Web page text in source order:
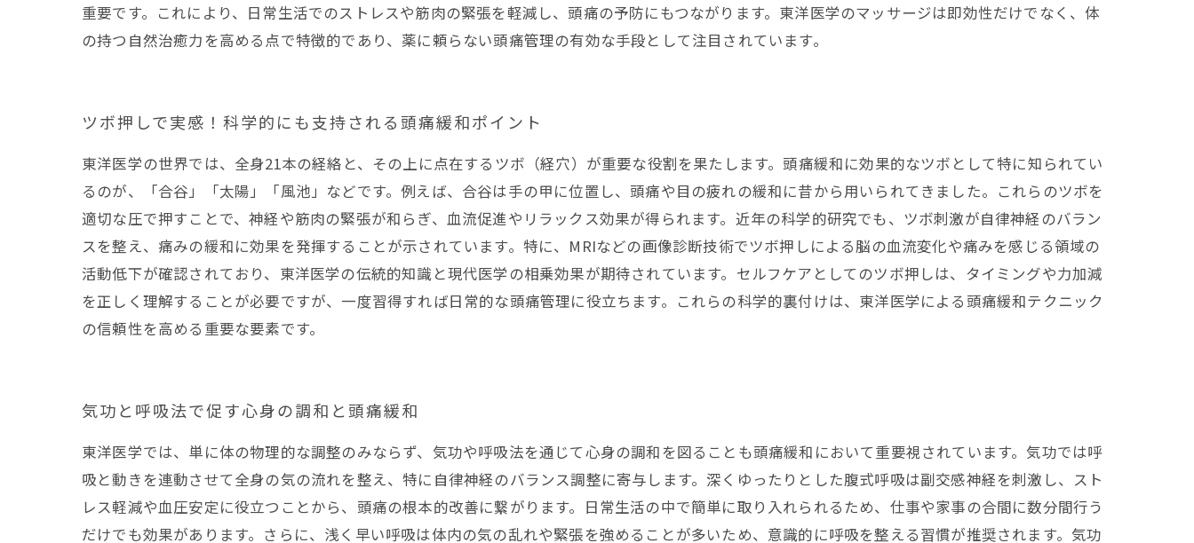
重要です。これにより、日常生活でのストレスや筋肉の緊張を軽減し、頭痛の予防にもつながります。東洋医学のマッサージは即効性だけでなく、体
の持つ自然治癒力を高める点で特徴的であり、薬に頼らない頭痛管理の有効な手段として注目されています。
ツボ押しで実感！科学的にも支持される頭痛緩和ポイント
東洋医学の世界では、全身21本の経絡と、その上に点在するツボ（経穴）が重要な役割を果たします。頭痛緩和に効果的なツボとして特に知られてい
るのが、「合谷」「太陽」「風池」などです。例えば、合谷は手の甲に位置し、頭痛や目の疲れの緩和に昔から用いられてきました。これらのツボを
適切な圧で押すことで、神経や筋肉の緊張が和らぎ、血流促進やリラックス効果が得られます。近年の科学的研究でも、ツボ刺激が自律神経のバラン
スを整え、痛みの緩和に効果を発揮することが示されています。特に、MRIなどの画像診断技術でツボ押しによる脳の血流変化や痛みを感じる領域の
活動低下が確認されており、東洋医学の伝統的知識と現代医学の相乗効果が期待されています。セルフケアとしてのツボ押しは、タイミングや力加減
を正しく理解することが必要ですが、一度習得すれば日常的な頭痛管理に役立ちます。これらの科学的裏付けは、東洋医学による頭痛緩和テクニック
の信頼性を高める重要な要素です。
気功と呼吸法で促す心身の調和と頭痛緩和
東洋医学では、単に体の物理的な調整のみならず、気功や呼吸法を通じて心身の調和を図ることも頭痛緩和において重要視されています。気功では呼
吸と動きを連動させて全身の気の流れを整え、特に自律神経のバランス調整に寄与します。深くゆったりとした腹式呼吸は副交感神経を刺激し、スト
レス軽減や血圧安定に役立つことから、頭痛の根本的改善に繋がります。日常生活の中で簡単に取り入れられるため、仕事や家事の合間に数分間行う
だけでも効果があります。さらに、浅く早い呼吸は体内の気の乱れや緊張を強めることが多いため、意識的に呼吸を整える習慣が推奨されます。気功